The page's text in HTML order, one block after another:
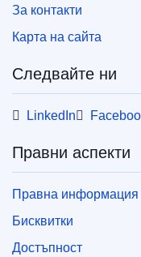
За контакти
Карта на сайта
Следвайте ни
LinkedIn
Правни аспекти
Правна информация
Бисквитки
Достъпност